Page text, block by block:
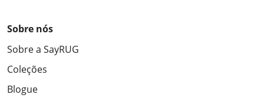
Sobre nós
Sobre a SayRUG
Coleções
Blogue